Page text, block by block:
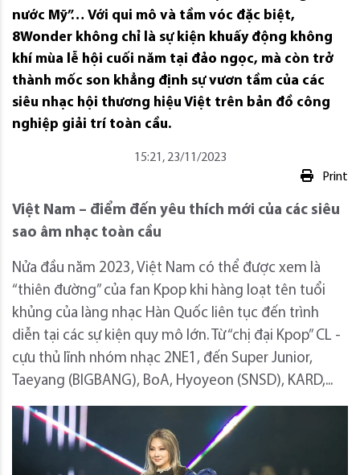
nước Mỹ”… Với qui mô và tầm vóc đặc biệt,
8Wonder không chỉ là sự kiện khuấy động không
khí mùa lễ hội cuối năm tại đảo ngọc, mà còn trở
thành mốc son khẳng định sự vươn tầm của các
siêu nhạc hội thương hiệu Việt trên bản đồ công
nghiệp giải trí toàn cầu.
15:21, 23/11/2023
Print
Việt Nam – điểm đến yêu thích mới của các siêu
sao âm nhạc toàn cầu
Nửa đầu năm 2023, Việt Nam có thể được xem là
“thiên đường” của fan Kpop khi hàng loạt tên tuổi
khủng của làng nhạc Hàn Quốc liên tục đến trình
diễn tại các sự kiện quy mô lớn. Từ “chị đại Kpop” CL -
cựu thủ lĩnh nhóm nhạc 2NE1, đến Super Junior,
Taeyang (BIGBANG), BoA, Hyoyeon (SNSD), KARD,...